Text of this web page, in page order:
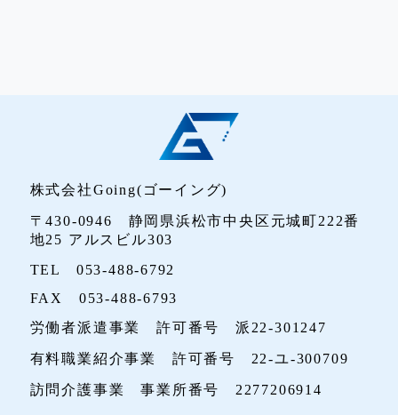
株式会社Going(ゴーイング)
〒430-0946 静岡県浜松市中央区元城町222番
地25 アルスビル303
TEL 053-488-6792
FAX 053-488-6793
労働者派遣事業 許可番号 派22-301247
有料職業紹介事業 許可番号 22-ユ-300709
訪問介護事業 事業所番号 2277206914